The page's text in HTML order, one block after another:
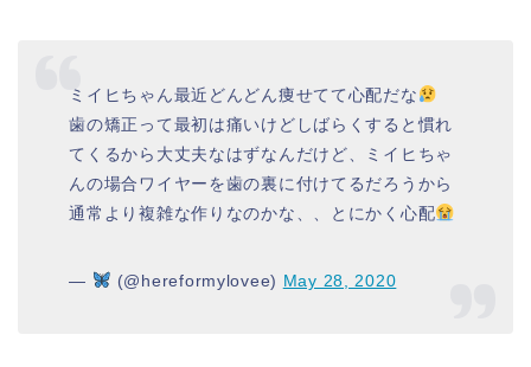
ミイヒちゃん最近どんどん痩せてて心配だな
歯の矯正って最初は痛いけどしばらくすると慣れ
てくるから大丈夫なはずなんだけど、ミイヒちゃ
んの場合ワイヤーを歯の裏に付けてるだろうから
通常より複雑な作りなのかな、、とにかく心配
— (@hereformylovee) May 28, 2020